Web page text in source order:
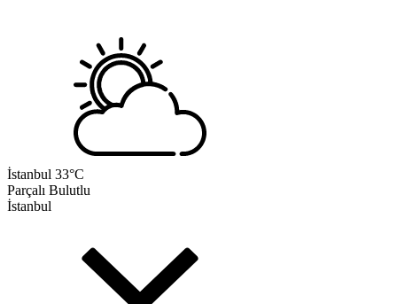
İstanbul 33°C
Parçalı Bulutlu
İstanbul